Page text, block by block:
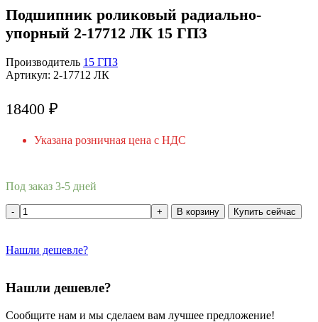
Подшипник роликовый радиально-
упорный 2-17712 ЛК 15 ГПЗ
Производитель 15 ГПЗ
Артикул: 2-17712 ЛК
18400 ₽
Указана розничная цена с НДС
Под заказ 3-5 дней
В корзину Купить сейчас
Нашли дешевле?
Нашли дешевле?
Сообщите нам и мы сделаем вам лучшее предложение!